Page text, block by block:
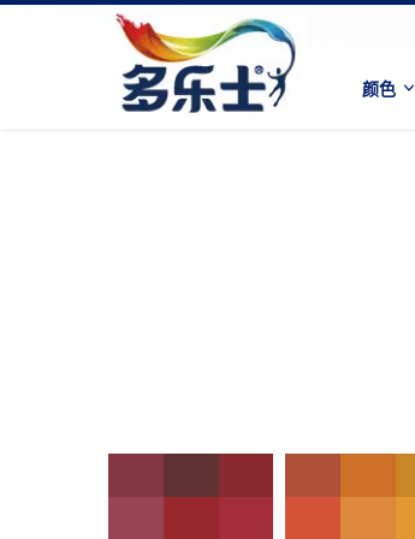
颜色